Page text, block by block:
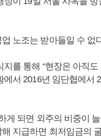
노조는 받아들일 수 없
를 통해 “현장은 아직
에서 2016년 임단협에서
게 되면 외주의 비중이
지급하면 최저임금의